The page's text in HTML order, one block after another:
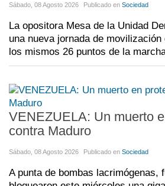
Sábado, 08 Agosto 2026 Publicado en Sociedad
La opositora Mesa de la Unidad
una nueva jornada de
los mismos 26 puntos de la
VENEZUELA: Un muerto
contra Maduro
Sábado, 08 Agosto 2026 Publicado en Sociedad
A punta de bombas lacrimógenas,